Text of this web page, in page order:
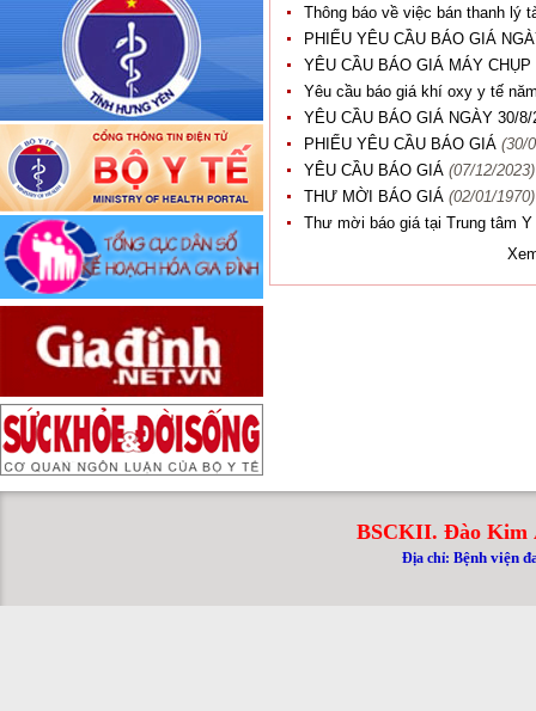
Thông báo về việc bán thanh lý
PHIẾU YÊU CẦU BÁO GIÁ
YÊU CẦU BÁO GIÁ MÁY
Yêu cầu báo giá khí oxy y tế
YÊU CẦU BÁO GIÁ NGÀY 30/
PHIẾU YÊU CẦU BÁO GIÁ (30/
YÊU CẦU BÁO GIÁ (07/12/2023)
THƯ MỜI BÁO GIÁ (02/01/1970)
Thư mời báo giá tại Trung tâm
BSCKII. Đào Kim
Địa chỉ: Bệnh viện